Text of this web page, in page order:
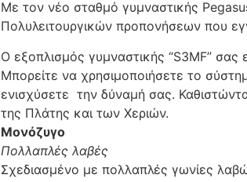
Με τον νέο σταθμό γυμναστικής
Πολυλειτουργικών προπονήσεων που
Ο εξοπλισμός γυμναστικής “S3MF”
Μπορείτε να χρησιμοποιήσετε το
ενισχύσετε την δύναμή σας.
της Πλάτης και των Χεριών.
Μονόζυγο
Πολλαπλές λαβές
Σχεδιασμένο με πολλαπλές γωνίες